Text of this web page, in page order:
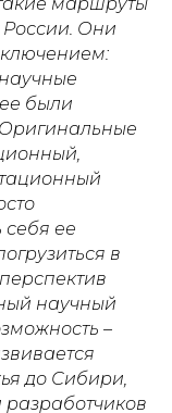
России. Они
были
себя ее
в
научный
–
до Сибири,